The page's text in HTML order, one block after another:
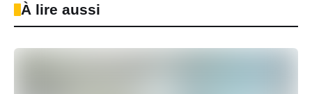
À lire aussi